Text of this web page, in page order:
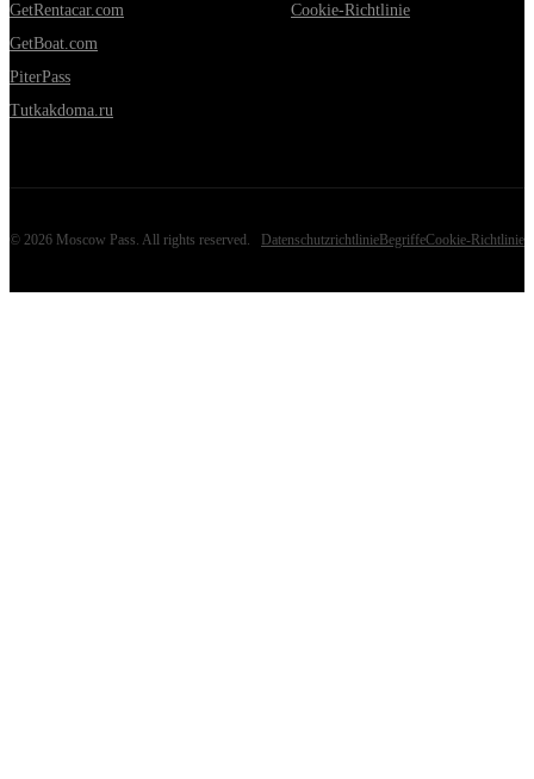
GetRentacar.com
GetBoat.com
PiterPass
Tutkakdoma.ru
Cookie-Richtlinie
© 2026 Moscow Pass. All rights reserved. Datenschutzrichtlinie BegriffeCookie-Richtlinie